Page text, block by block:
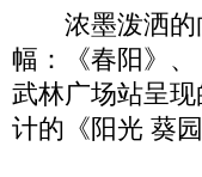
浓墨泼洒的
幅：《春阳》
武林广场站呈
计的《阳光 葵园